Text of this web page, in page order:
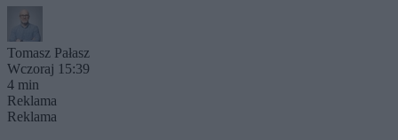
Tomasz Pałasz
Wczoraj 15:39
4 min
Reklama
Reklama